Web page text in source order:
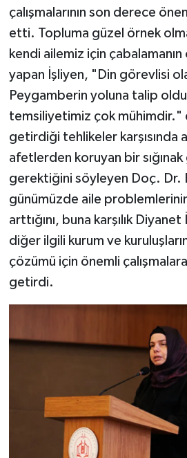
çalışmalarının son derece
etti. Topluma güzel örnek
kendi ailemiz için
yapan İşliyen, "Din görevlisi
Peygamberin yoluna talip
temsiliyetimiz çok mühimdir."
getirdiği tehlikeler karşısında
afetlerden koruyan bir
gerektiğini söyleyen Doç. Dr.
günümüzde aile
arttığını, buna karşılık Diyanet
diğer ilgili kurum ve
çözümü için önemli
getirdi.
Mardin Müftülüğü
Mersin Müftülüğü
Muş Müftülüğü
Nevşehir Müftülüğü
Niğde Müftülüğü
Ordu Müftülüğü
Osmaniye Müftülüğü
Rize Müftülüğü
Sakarya Müftülüğü
Samsun Müftülüğü
Siirt Müftülüğü